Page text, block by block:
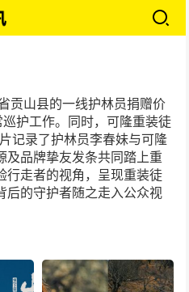
贡山县的一线护林员捐赠价
护工作。同时，可隆重装徒
记录了护林员李春妹与可隆
及品牌挚友发条共同踏上重
行走者的视角，呈现重装徒
后的守护者随之走入公众视